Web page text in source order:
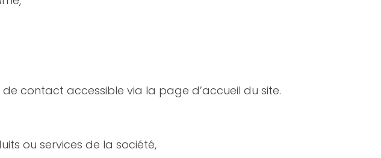
contact accessible via la page d’accueil du site.
ou services de la société,